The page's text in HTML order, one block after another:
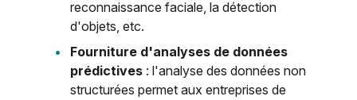
reconnaissance faciale, la détection
d'objets, etc.
Fourniture d'analyses de données
prédictives: l'analyse des données non
structurées permet aux entreprises de